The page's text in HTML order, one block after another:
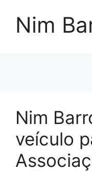
Nim
Nim
veículo